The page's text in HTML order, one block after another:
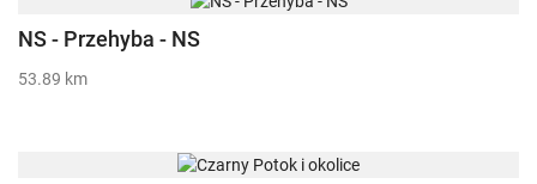
NS - Przehyba - NS
53.89 km